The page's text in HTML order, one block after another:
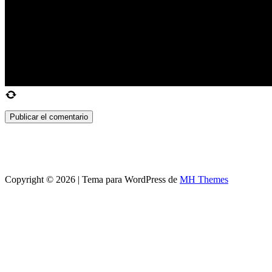
Copyright © 2026 | Tema para WordPress de MH Themes